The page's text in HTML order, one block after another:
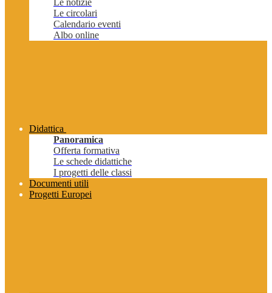
Le notizie
Le circolari
Calendario eventi
Albo online
Didattica
Panoramica
Offerta formativa
Le schede didattiche
I progetti delle classi
Documenti utili
Progetti Europei